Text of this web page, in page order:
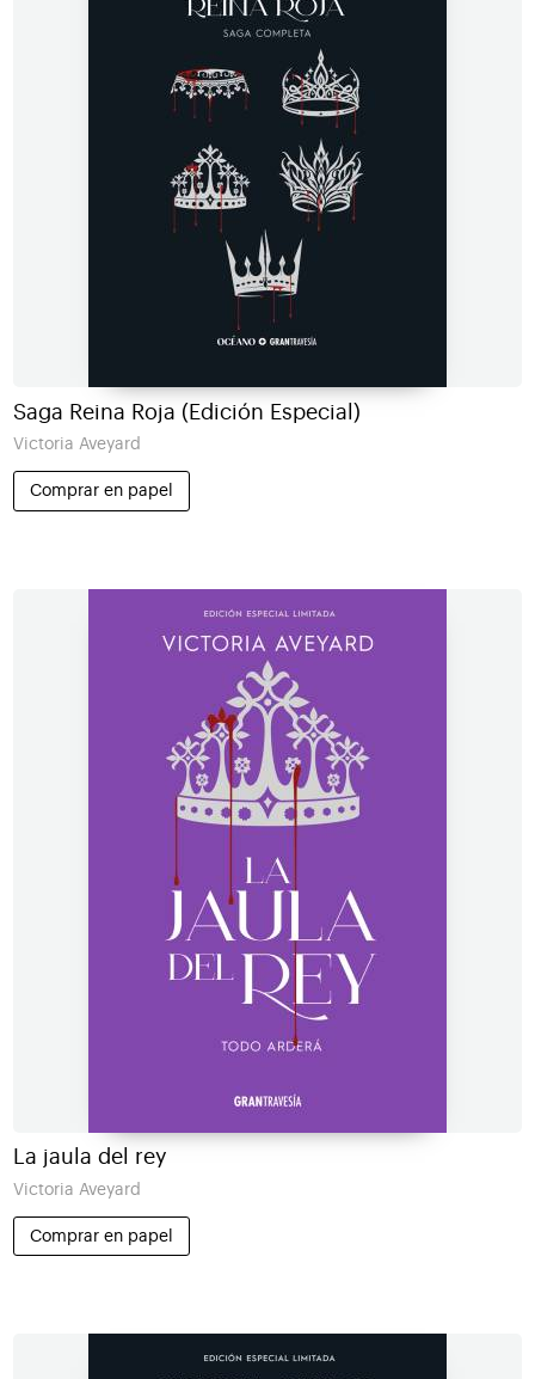
Saga Reina Roja (Edición Especial)
Victoria Aveyard
Comprar en papel
La jaula del rey
Victoria Aveyard
Comprar en papel